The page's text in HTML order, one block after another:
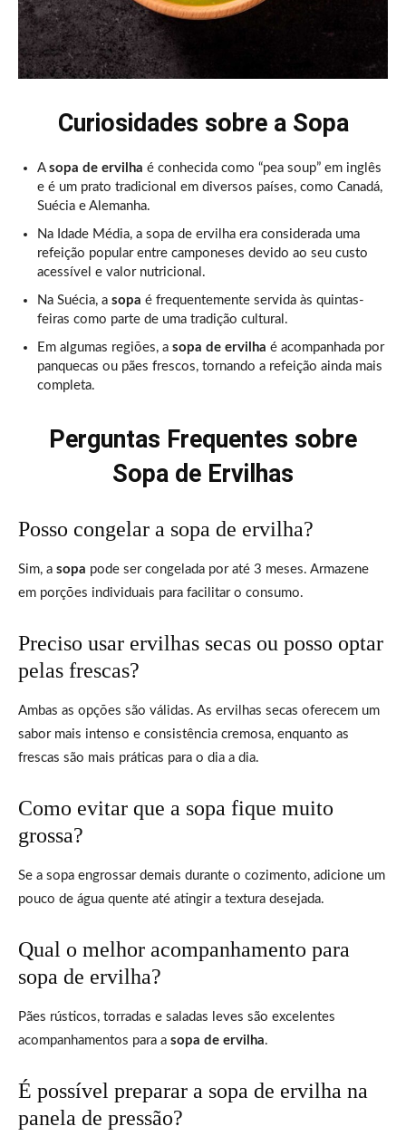
Curiosidades sobre a Sopa
A sopa de ervilha é conhecida como “pea soup” em inglês
e é um prato tradicional em diversos países, como Canadá,
Suécia e Alemanha.
Na Idade Média, a sopa de ervilha era considerada uma
refeição popular entre camponeses devido ao seu custo
acessível e valor nutricional.
Na Suécia, a sopa é frequentemente servida às quintas-
feiras como parte de uma tradição cultural.
Em algumas regiões, a sopa de ervilha é acompanhada por
panquecas ou pães frescos, tornando a refeição ainda mais
completa.
Perguntas Frequentes sobre
Sopa de Ervilhas
Posso congelar a sopa de ervilha?
Sim, a sopa pode ser congelada por até 3 meses. Armazene
em porções individuais para facilitar o consumo.
Preciso usar ervilhas secas ou posso optar
pelas frescas?
Ambas as opções são válidas. As ervilhas secas oferecem um
sabor mais intenso e consistência cremosa, enquanto as
frescas são mais práticas para o dia a dia.
Como evitar que a sopa fique muito
grossa?
Se a sopa engrossar demais durante o cozimento, adicione um
pouco de água quente até atingir a textura desejada.
Qual o melhor acompanhamento para
sopa de ervilha?
Pães rústicos, torradas e saladas leves são excelentes
acompanhamentos para a sopa de ervilha.
É possível preparar a sopa de ervilha na
panela de pressão?